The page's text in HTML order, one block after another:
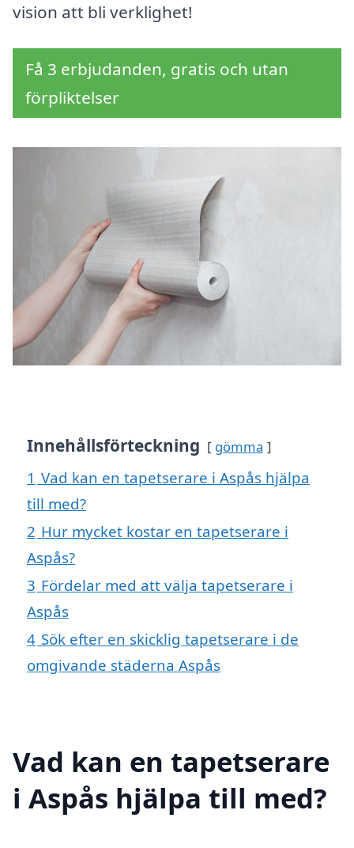
vision att bli verklighet!
Få 3 erbjudanden, gratis och utan
förpliktelser
Innehållsförteckning gömma
1 Vad kan en tapetserare i Aspås hjälpa
till med?
2 Hur mycket kostar en tapetserare i
Aspås?
3 Fördelar med att välja tapetserare i
Aspås
4 Sök efter en skicklig tapetserare i de
omgivande städerna Aspås
Vad kan en tapetserare
i Aspås hjälpa till med?